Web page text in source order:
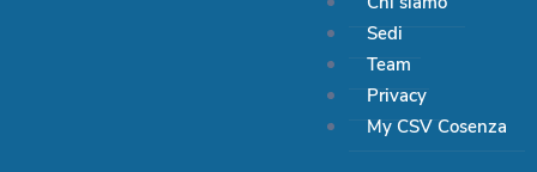
Sedi
Team
Privacy
My CSV Cosenza